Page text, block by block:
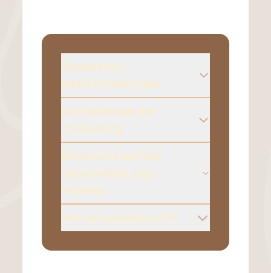
Snacks mit
natürlichem Haar
Die Methode der
Trocknung
Rücksicht auf die
Gesundheit des
Hundes
Wir vergessen nicht